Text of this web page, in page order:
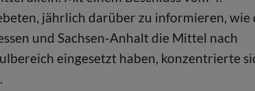
jährlich darüber zu informieren, wie
und Sachsen-Anhalt die Mittel nach
eingesetzt haben, konzentrierte